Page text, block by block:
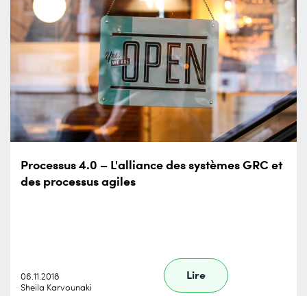
Processus 4.0 – L'alliance des systèmes GRC et
des processus agiles
06.11.2018
Sheila Karvounaki
Lire